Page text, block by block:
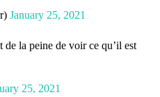
January 25, 2021
de la peine de voir ce qu’il est
25, 2021